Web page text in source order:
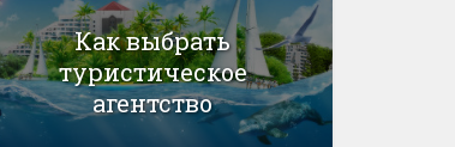
Как выбрать
туристическое
агентство